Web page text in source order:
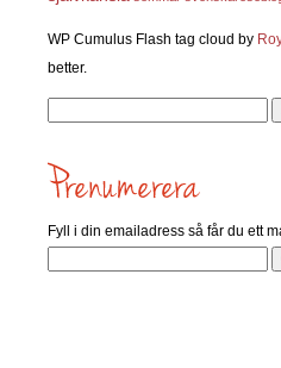
WP Cumulus Flash tag cloud by
better.
Fyll i din emailadress så får du ett